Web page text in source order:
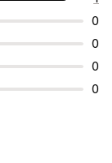
0
0
0
0